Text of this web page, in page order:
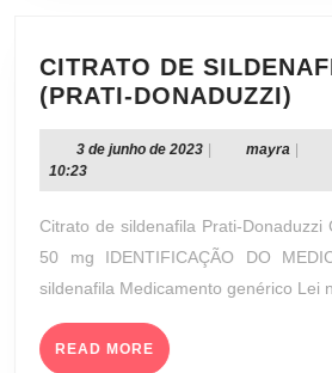
CITRATO DE
(PRATI-DONADUZZI)
DE
3 de junho de 20233
junho
2023
mayra mayra
10:23
Citrato de sildenafila Prati-Donaduzzi
50 mg IDENTIFICAÇÃO DO
sildenafila Medicamento genérico Lei
READ MORE READ
MORE